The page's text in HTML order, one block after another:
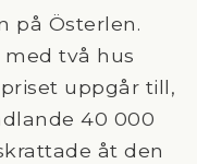
på Österlen.
två hus
uppgår till,
40 000
åt den